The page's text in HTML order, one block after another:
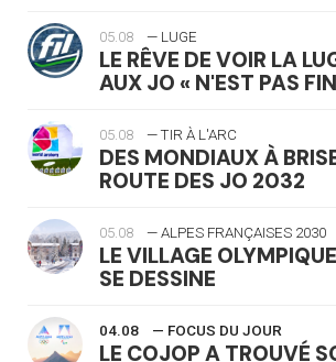
05.08 — LUGE
LE RÊVE DE VOIR LA
AUX JO « N'EST PAS
05.08 — TIR À L'ARC
DES MONDIAUX À
ROUTE DES JO 2032
05.08 — ALPES FRANÇAISES 2030
LE VILLAGE
SE DESSINE
04.08 — FOCUS DU JOUR
LE COJOP A TROUVÉ